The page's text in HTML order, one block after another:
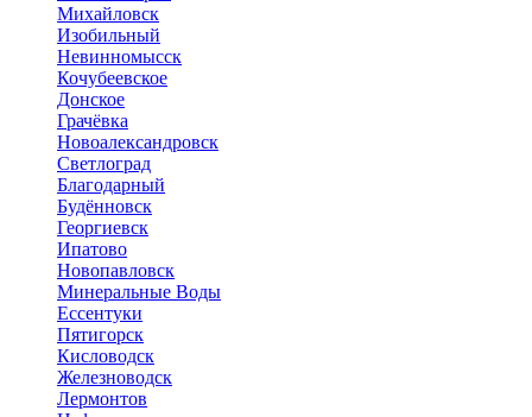
Михайловск
Изобильный
Невинномысск
Кочубеевское
Донское
Грачёвка
Новоалександровск
Светлоград
Благодарный
Будённовск
Георгиевск
Ипатово
Новопавловск
Минеральные Воды
Ессентуки
Пятигорск
Кисловодск
Железноводск
Лермонтов